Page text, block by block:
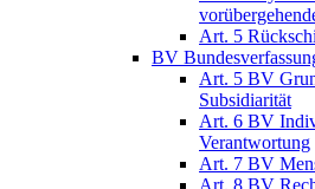
Art. 5
BV
Art. 5 BV
Subsidiarität
Art. 6 BV
Verantwortung
Art. 7 BV
Art. 8 BV